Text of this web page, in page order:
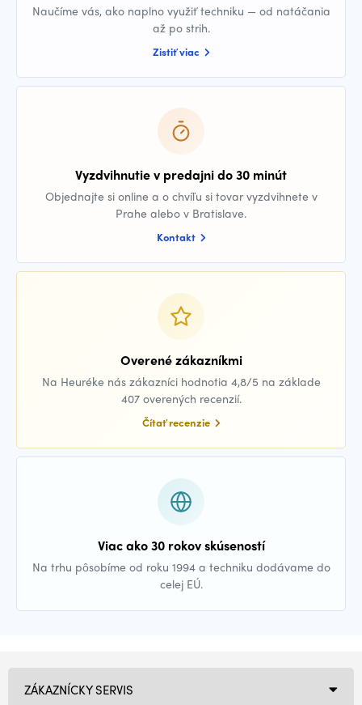
Naučíme vás, ako naplno využiť techniku — od natáčania
až po strih.
Zistiť viac
Vyzdvihnutie v predajni do 30 minút
Objednajte si online a o chvíľu si tovar vyzdvihnete v
Prahe alebo v Bratislave.
Kontakt
Overené zákazníkmi
Na Heuréke nás zákazníci hodnotia 4,8/5 na základe
407 overených recenzií.
Čítať recenzie
Viac ako 30 rokov skúseností
Na trhu pôsobíme od roku 1994 a techniku dodávame do
celej EÚ.
ZÁKAZNÍCKY SERVIS